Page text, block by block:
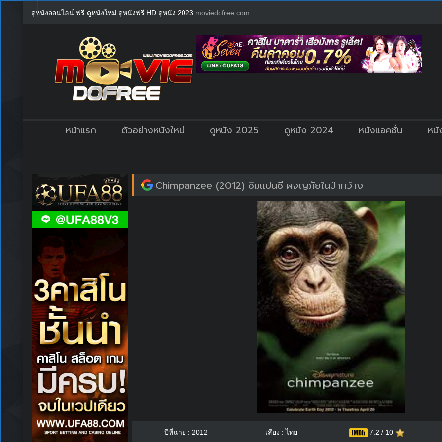
ดูหนังออนไลน์ ฟรี ดูหนังใหม่ ดูหนังฟรี HD ดูหนัง 2023 moviedofree.com
หน้าแรก ตัวอย่างหนังใหม่ ดูหนัง 2025 ดูหนัง 2024 หนังแอคชั่น หนั
Chimpanzee (2012) ชิมแปนซี ผจญภัยในป่ากว้าง
ปีที่ฉาย : 2012 เสียง : ไทย 7.2 / 10